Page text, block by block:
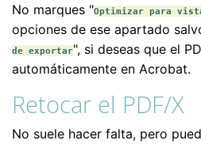
No marques "Optimizar para
opciones de ese apartado
de exportar", si deseas que el
automáticamente en Acrobat.
Retocar el PDF/X
No suele hacer falta, pero